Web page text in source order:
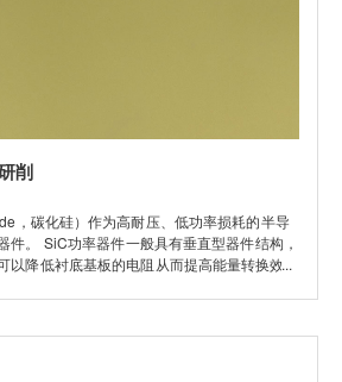
削
，碳化硅）作为高耐压、低功率损耗的半导
件。 SiC功率器件一般具有垂直型器件结构，
以降低衬底基板的电阻从而提高能量转换效
磨轮。